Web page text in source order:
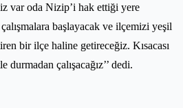
var oda Nizip’i hak ettiği yere
başlayacak ve ilçemizi yeşil
bir ilçe haline getireceğiz. Kısacası
çalışacağız’’ dedi.